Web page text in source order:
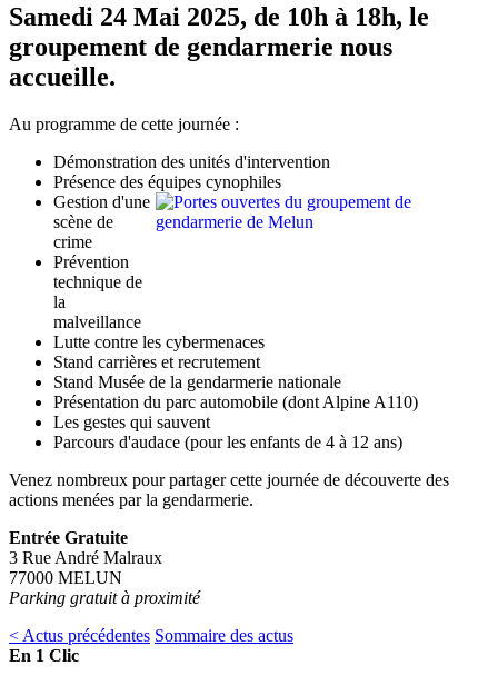
Samedi 24 Mai 2025, de 10h à 18h, le
groupement de gendarmerie nous
accueille.
Au programme de cette journée :
Démonstration des unités d'intervention
Présence des équipes cynophiles
Gestion d'une
scène de
crime
Prévention
technique de
la
malveillance
Lutte contre les cybermenaces
Stand carrières et recrutement
Stand Musée de la gendarmerie nationale
Présentation du parc automobile (dont Alpine A110)
Les gestes qui sauvent
Parcours d'audace (pour les enfants de 4 à 12 ans)
Venez nombreux pour partager cette journée de découverte des
actions menées par la gendarmerie.
Entrée Gratuite
3 Rue André Malraux
77000 MELUN
Parking gratuit à proximité
< Actus précédentes Sommaire des actus
En 1 Clic